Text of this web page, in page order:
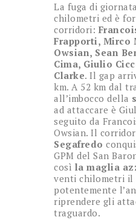
La fuga di
chilometri ed è
corridori:
Frapporti, Mirco
Owsian, Sean
Cima, Giulio
Clarke. Il gap
km. A 52 km dal
all’imbocco della
ad attaccare è
seguito da
Owsian. Il
Segafredo
GPM del San
così la maglia
venti chilometri il
potentemente
riprendere gli
traguardo.